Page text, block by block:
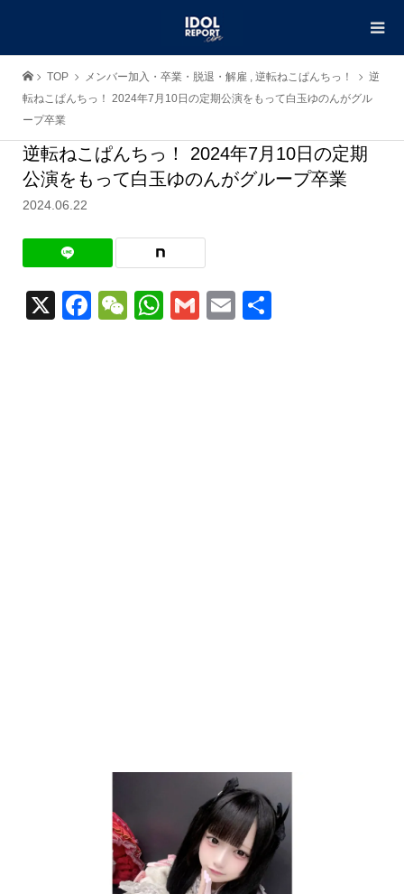
TOP メンバー加入・卒業・脱退・解雇 , 逆転ねこぱんちっ！
逆
転ねこぱんちっ！ 2024年7月10日の定期公演をもって白玉ゆのんがグル
ープ卒業
逆転ねこぱんちっ！ 2024年7月10日の定期
公演をもって白玉ゆのんがグループ卒業
2024.06.22
X Facebook
WeChat
WhatsApp
GmailEmail